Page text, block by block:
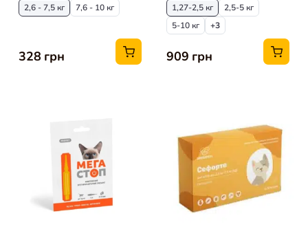
2,6 - 7,5 кг 7,6 - 10 кг
328 грн
1,27-2,5 кг
2,5-5 кг
5-10 кг
+3
909 грн